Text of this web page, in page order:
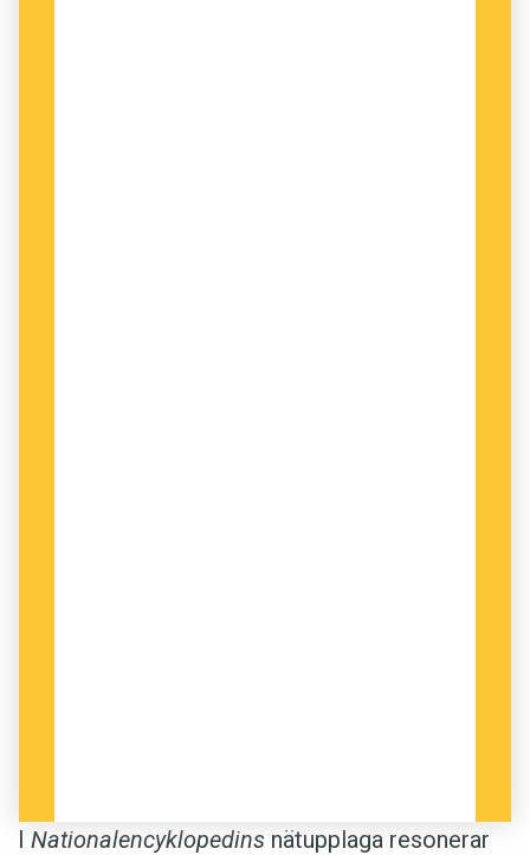
I Nationalencyklopedins nätupplaga resonerar